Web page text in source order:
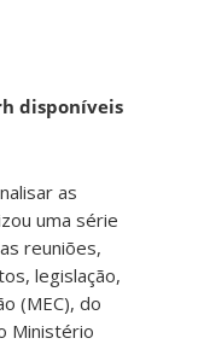
disponíveis
as
uma série
reuniões,
legislação,
(MEC), do
Ministério